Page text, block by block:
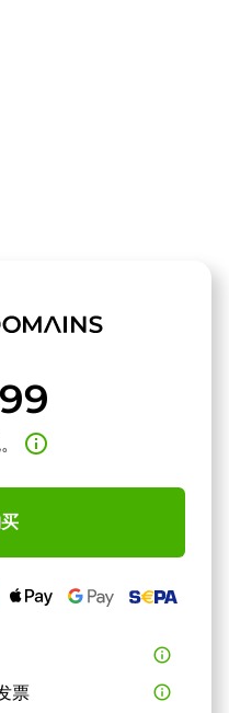
info_outline
info_outline
票
info_outline